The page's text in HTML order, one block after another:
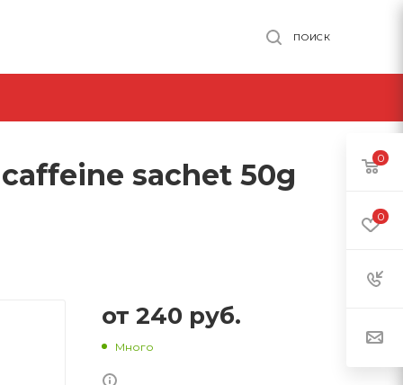
ПОИСК
sachet 50g
от 240 руб.
Много
0
0